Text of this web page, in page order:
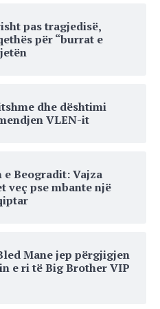
pas tragjedisë,
për “burrat e
dhe dështimi
VLEN-it
Beogradit: Vajza
veç pse mbante një
Mane jep përgjigjen
e ri të Big Brother VIP